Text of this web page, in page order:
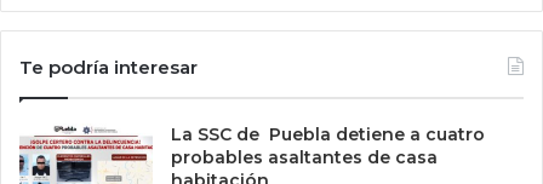
Te podría interesar
La SSC de Puebla detiene a cuatro
probables asaltantes de casa